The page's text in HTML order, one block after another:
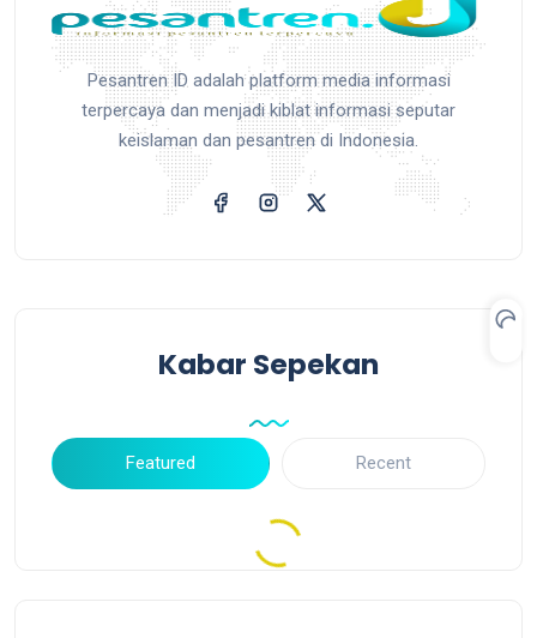
Pesantren ID adalah platform media informasi
terpercaya dan menjadi kiblat informasi seputar
keislaman dan pesantren di Indonesia.
Kabar Sepekan
Featured Recent